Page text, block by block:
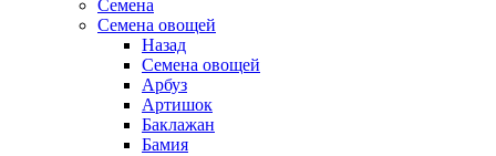
Семена
Семена овощей
Назад
Семена овощей
Арбуз
Артишок
Баклажан
Бамия